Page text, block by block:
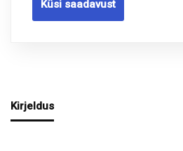
Küsi saadavust
Kirjeldus